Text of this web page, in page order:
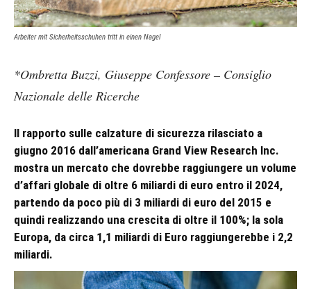
Arbeiter mit Sicherheitsschuhen tritt in einen Nagel
*Ombretta Buzzi, Giuseppe Confessore – Consiglio
Nazionale delle Ricerche
Il rapporto sulle calzature di sicurezza rilasciato a
giugno 2016 dall’americana Grand View Research Inc.
mostra un mercato che dovrebbe raggiungere un volume
d’affari globale di oltre 6 miliardi di euro entro il 2024,
partendo da poco più di 3 miliardi di euro del 2015 e
quindi realizzando una crescita di oltre il 100%; la sola
Europa, da circa 1,1 miliardi di Euro raggiungerebbe i 2,2
miliardi.